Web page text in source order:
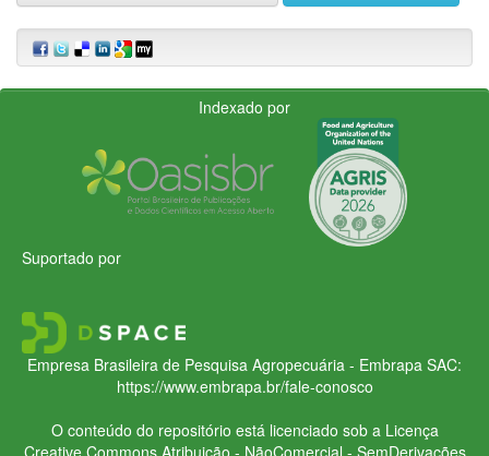
Indexado por
Suportado por
Empresa Brasileira de Pesquisa Agropecuária - Embrapa SAC:
https://www.embrapa.br/fale-conosco
O conteúdo do repositório está licenciado sob a Licença
Creative CommonsAtribuição - NãoComercial - SemDerivações